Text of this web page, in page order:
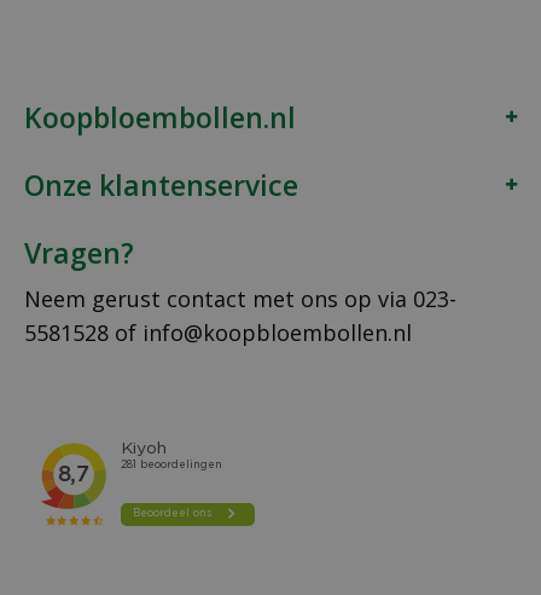
Koopbloembollen.nl
Onze klantenservice
Vragen?
Neem gerust contact met ons op via 023-
5581528 of info@koopbloembollen.nl